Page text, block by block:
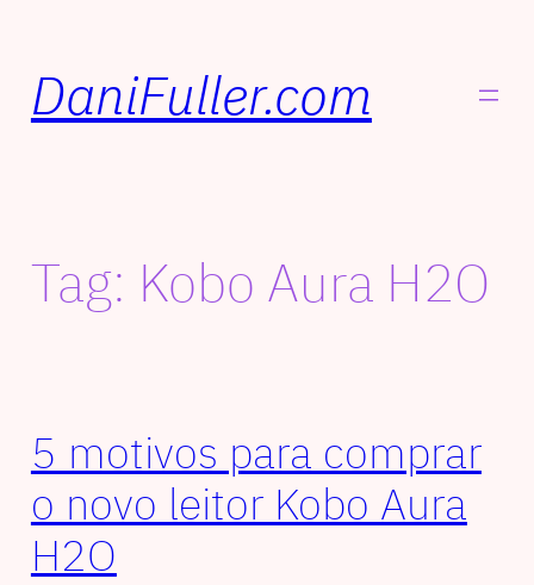
DaniFuller.com
Tag: Kobo Aura H2O
5 motivos para comprar
o novo leitor Kobo Aura
H2O